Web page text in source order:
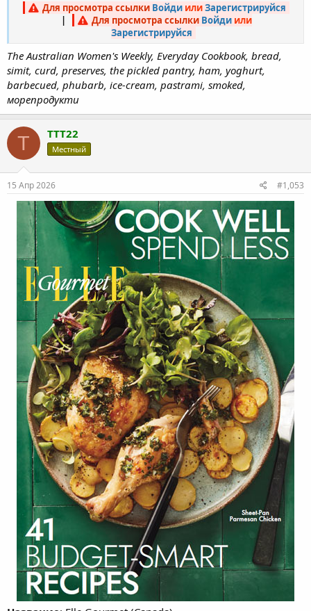
Для просмотра ссылки Войди илиЗарегистрируйся
|
Для просмотра ссылки Войди или
Зарегистрируйся
The Australian Women's Weekly, Everyday Cookbook, bread,
simit, curd, preserves, the pickled pantry, ham, yoghurt,
barbecued, phubarb, ice-cream, pastrami, smoked,
морепродукти
T TTT22
Местный
15 Апр 2026 #1,053